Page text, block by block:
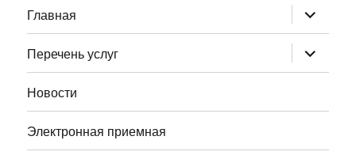
Главная раскрыть
дочернее
меню
Перечень услуг
раскрыть
дочернее
меню
Новости
Электронная приемная